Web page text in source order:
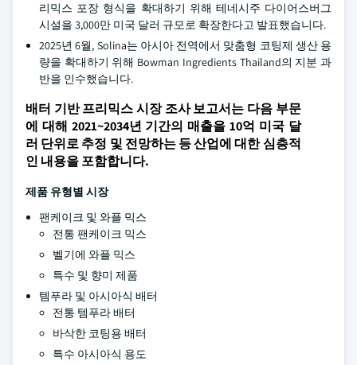
리믹스 포장 형식을 확대하기 위해 테네시주 다이어스버그
시설을 3,000만 미국 달러 규모로 확장한다고 발표했습니다.
2025년 6월, Solina는 아시아 전역에서 맞춤형 코팅제 생산 용
량을 확대하기 위해 Bowman Ingredients Thailand의 지분 과
반을 인수했습니다.
배터 기반 프리믹스 시장 조사 보고서는 다음 부문
에 대해 2021~2034년 기간의 매출을 10억 미국 달
러 단위로 추정 및 전망하는 등 산업에 대한 심층적
인 내용을 포함합니다.
제품 유형별 시장
팬케이크 및 와플 믹스
전통 팬케이크 믹스
벨기에 와플 믹스
특수 및 향미 제품
템푸라 및 아시아식 배터
전통 템푸라 배터
바삭한 코팅용 배터
특수 아시아식 용도